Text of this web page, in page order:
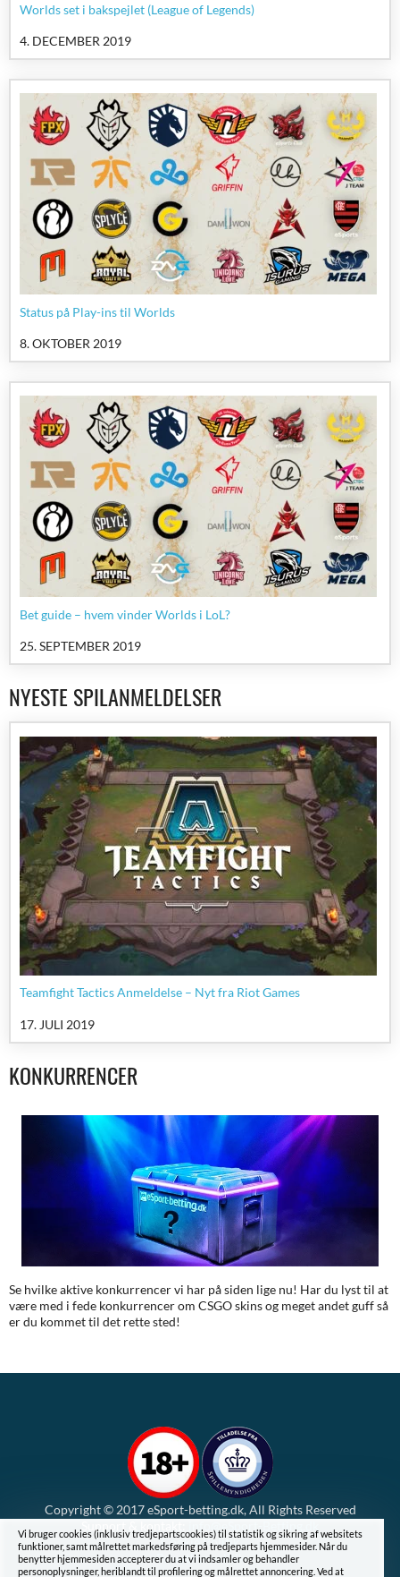
Worlds set i bakspejlet (League of Legends)
4. DECEMBER 2019
Status på Play-ins til Worlds
8. OKTOBER 2019
Bet guide – hvem vinder Worlds i LoL?
25. SEPTEMBER 2019
NYESTE SPILANMELDELSER
Teamfight Tactics Anmeldelse – Nyt fra Riot Games
17. JULI 2019
KONKURRENCER
Se hvilke aktive konkurrencer vi har på siden lige nu! Har du lyst til at
være med i fede konkurrencer om CSGO skins og meget andet guff så
er du kommet til det rette sted!
Copyright © 2017 eSport-betting.dk, All Rights Reserved
Cookie Politik
Privatlivspolitik
Vi bruger cookies (inklusiv tredjepartscookies) til statistik og sikring af websitets
funktioner, samt målrettet markedsføring på tredjeparts hjemmesider. Når du
benytter hjemmesiden accepterer du at vi indsamler og behandler
personoplysninger, heriblandt til profilering og målrettet annoncering. Ved at